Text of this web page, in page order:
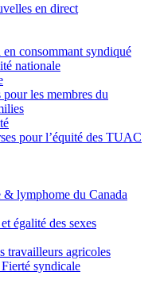
en direct
en consommant syndiqué
nationale
les membres du
pour l’équité des TUAC
& lymphome du Canada
égalité des sexes
agricoles
syndicale